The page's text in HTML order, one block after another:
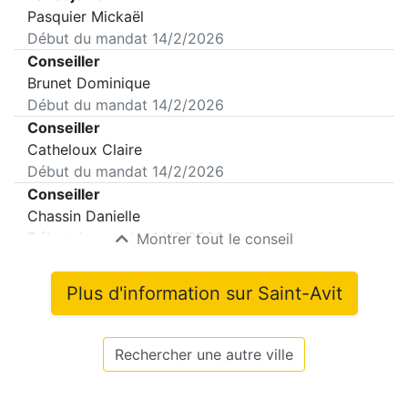
Pasquier Mickaël
Début du mandat 14/2/2026
Conseiller
Brunet Dominique
Début du mandat 14/2/2026
Conseiller
Catheloux Claire
Début du mandat 14/2/2026
Conseiller
Chassin Danielle
Début du mandat14/2/2026
Montrer tout le conseil
Plus d'information sur Saint-Avit
Rechercher une autre ville